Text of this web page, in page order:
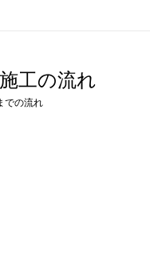
工の流れ
での流れ